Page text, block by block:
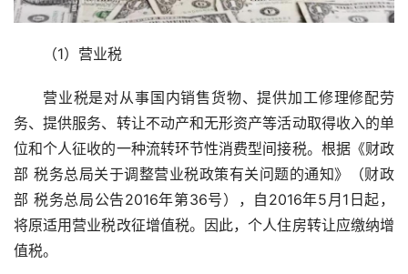
（1）营业税
营业税是对从事国内销售货物、提供加工修理修配劳
务、提供服务、转让不动产和无形资产等活动取得收入的单
位和个人征收的一种流转环节性消费型间接税。根据《财政
部 税务总局关于调整营业税政策有关问题的通知》（财政
部 税务总局公告2016年第36号），自2016年5月1日起，
将原适用营业税改征增值税。因此，个人住房转让应缴纳增
值税。